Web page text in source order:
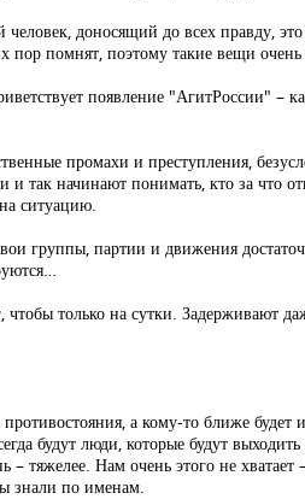
человек, доносящий до всех правду,
помнят, поэтому такие вещи
появление "АгитРоссии" –
промахи и преступления,
так начинают понимать, кто за что
ситуацию.
группы, партии и движения
только на сутки. Задерживают
а кому-то ближе
будут люди, которые будут
– тяжелее. Нам очень этого не
знали по именам.